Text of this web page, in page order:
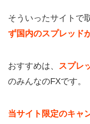
そういったサイトで
ず国内のスプレッド
おすすめは、 スプレ
のみんなのFXです。
当サイト限定のキャ